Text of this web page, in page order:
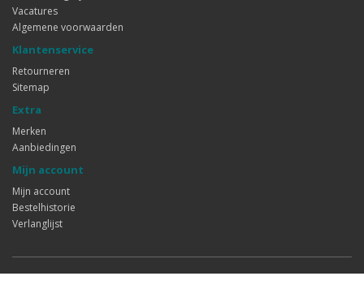
Vacatures
Algemene voorwaarden
Klantenservice
Retourneren
Sitemap
Extra
Merken
Aanbiedingen
Mijn account
Mijn account
Bestelhistorie
Verlanglijst